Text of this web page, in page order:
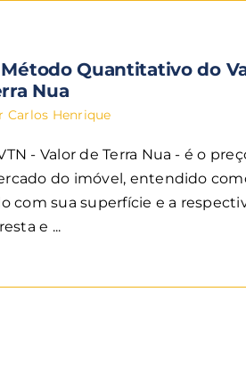
Quantitativo do
Nua
Carlos Henrique
- Valor de Terra Nua - é o
do imóvel, entendido
com sua superfície e a
e ...